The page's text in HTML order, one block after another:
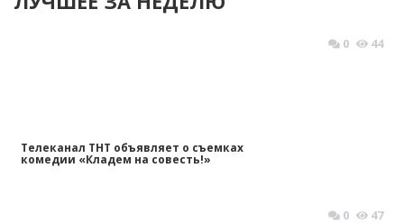
Телеканал ТНТ объявляет о съемках
комедии «Кладем на совесть!»
0 44
0 47